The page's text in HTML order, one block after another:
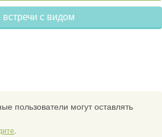
встречи с видом
пользователи могут оставлять